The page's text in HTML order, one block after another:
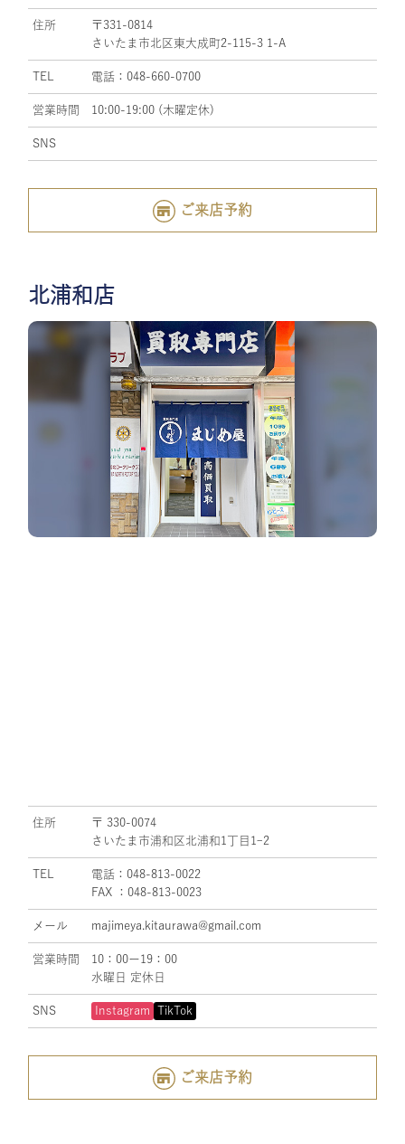
住所
〒331-0814
さいたま市北区東大成町2-115-3 1-A
TEL 電話：048-660-0700
営業時間 10:00-19:00 (木曜定休)
SNS
ご来店予約
北浦和店
住所
〒 330-0074
さいたま市浦和区北浦和1丁目1ｰ2
TEL
電話：048-813-0022
FAX ：048-813-0023
メール majimeya.kitaurawa@gmail.com
営業時間
10：00ー19：00
水曜日 定休日
SNS Instagram TikTok
ご来店予約